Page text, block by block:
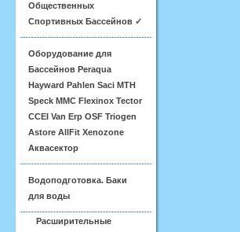
Общественных
Спортивных Бассейнов ✓
Оборудование для
Бассейнов Peraqua
Hayward Pahlen Saci MTH
Speck MMC Flexinox Tector
CCEI Van Erp OSF Triogen
Astore AllFit Xenozone
Аквасектор
Водоподготовка. Баки
для воды
Расширительные